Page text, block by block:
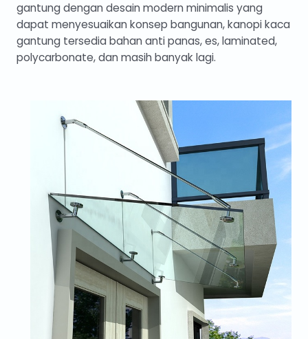
gantung dengan desain modern minimalis yang
dapat menyesuaikan konsep bangunan, kanopi kaca
gantung tersedia bahan anti panas, es, laminated,
polycarbonate, dan masih banyak lagi.